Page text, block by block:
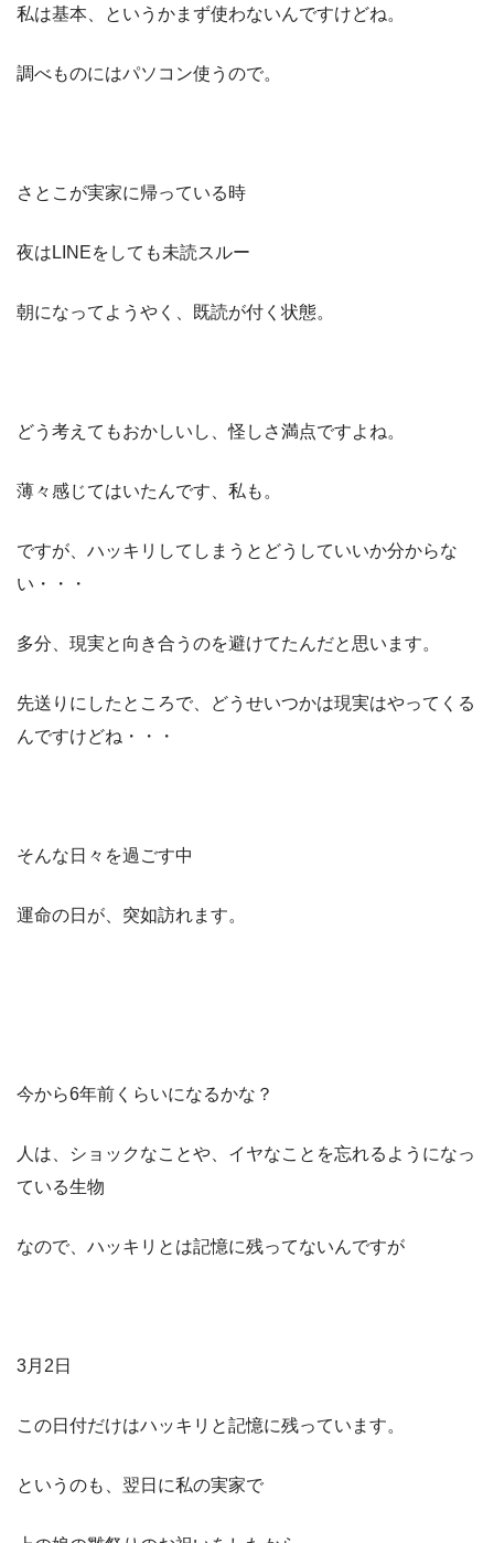
私は基本、というかまず使わないんですけどね。
調べものにはパソコン使うので。
さとこが実家に帰っている時
夜はLINEをしても未読スルー
朝になってようやく、既読が付く状態。
どう考えてもおかしいし、怪しさ満点ですよね。
薄々感じてはいたんです、私も。
ですが、ハッキリしてしまうとどうしていいか分からな
い・・・
多分、現実と向き合うのを避けてたんだと思います。
先送りにしたところで、どうせいつかは現実はやってくる
んですけどね・・・
そんな日々を過ごす中
運命の日が、突如訪れます。
今から6年前くらいになるかな？
人は、ショックなことや、イヤなことを忘れるようになっ
ている生物
なので、ハッキリとは記憶に残ってないんですが
3月2日
この日付だけはハッキリと記憶に残っています。
というのも、翌日に私の実家で